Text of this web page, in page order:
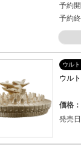
予約
予約
ウル
ウル
価格
発売